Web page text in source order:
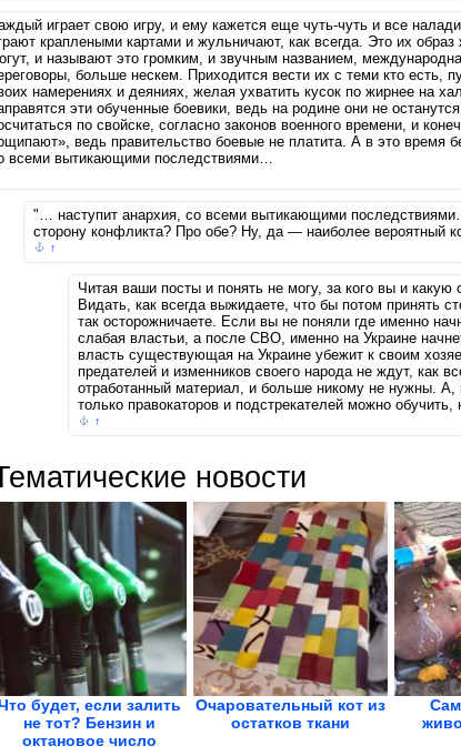
играет свою игру, и ему кажется еще чуть-чуть и все
краплеными картами и жульничают, как всегда. Это их
и называют это громким, и звучным названием,
больше нескем. Приходится вести их с теми кто есть,
намерениях и деяниях, желая ухватить кусок по жирнее на
эти обученные боевики, ведь на родине они не
по свойске, согласно законов военного времени, и
ведь правительство боевые не платита. А в это время
всеми вытикающими последствиями…
"… наступит анархия, со всеми вытикающими
сторону конфликта? Про обе? Ну, да — наиболее вероятный
↑
Читая ваши посты и понять не могу, за кого вы и какую
Видать, как всегда выжидаете, что бы потом принять
так осторожничаете. Если вы не поняли где именно
слабая властьи, а после СВО, именно на Украине
власть существующая на Украине убежит к своим
предателей и изменников своего народа не ждут, как
отработанный материал, и больше никому не нужны.
только правокаторов и подстрекателей можно
↑
новости
будет, если залить
не тот? Бензин и
октановое число
Очаровательный кот из
остатков ткани